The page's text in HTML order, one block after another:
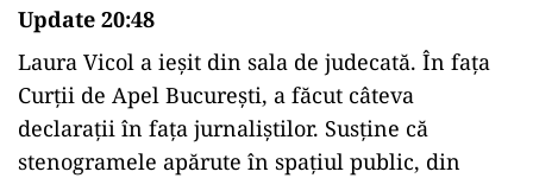
Update 20:48
Laura Vicol a ieșit din sala de judecată. În fața
Curții de Apel București, a făcut câteva
declarații în fața jurnaliștilor. Susține că
stenogramele apărute în spațiul public, din